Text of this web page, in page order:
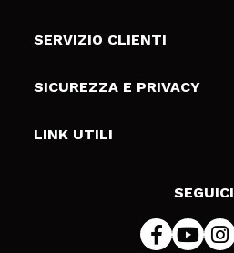
Chi siamo
Gift Cards
SERVIZIO CLIENTI
Spedizioni & Resi
Metodi di pagamamento
SICUREZZA E PRIVACY
Termini e condizioni
LINK UTILI
SEGUICI